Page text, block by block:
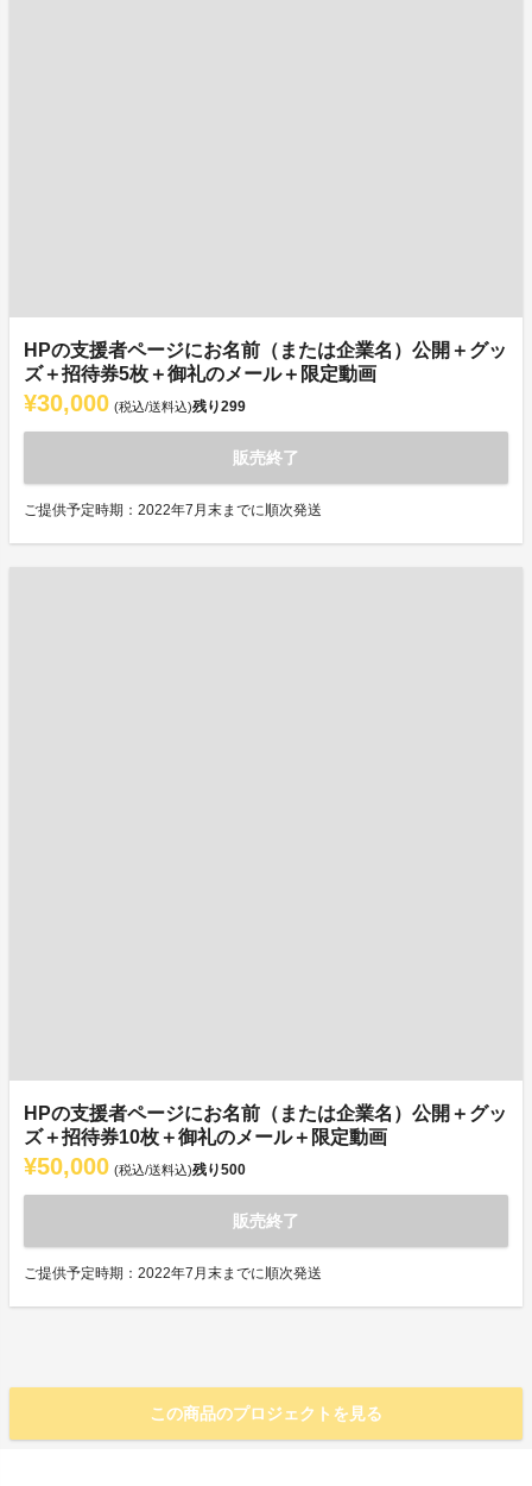
HPの支援者ページにお名前（または企業名）公開＋グッ
ズ＋招待券5枚＋御礼のメール＋限定動画
¥30,000 (税込/送料込)残り299
販売終了
ご提供予定時期：2022年7月末までに順次発送
HPの支援者ページにお名前（または企業名）公開＋グッ
ズ＋招待券10枚＋御礼のメール＋限定動画
¥50,000 (税込/送料込)残り500
販売終了
ご提供予定時期：2022年7月末までに順次発送
この商品のプロジェクトを見る